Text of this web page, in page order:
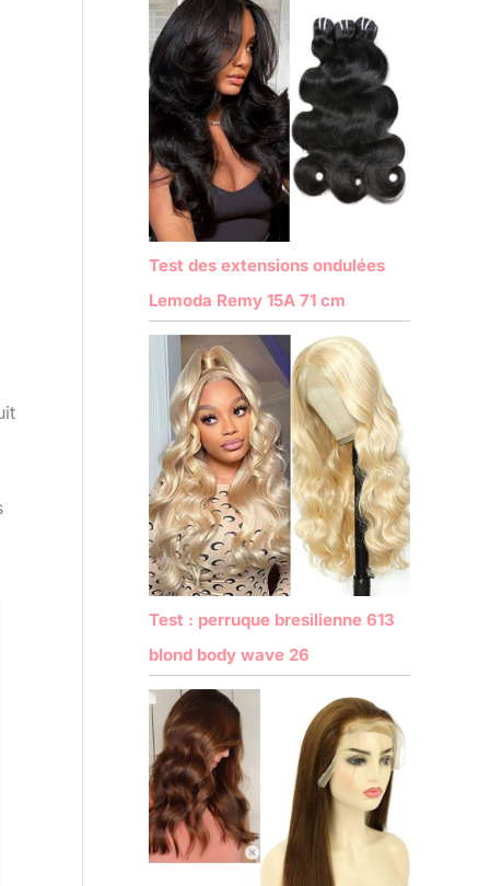
Test des extensions ondulées
Lemoda Remy 15A 71 cm
Test : perruque bresilienne 613
blond body wave 26